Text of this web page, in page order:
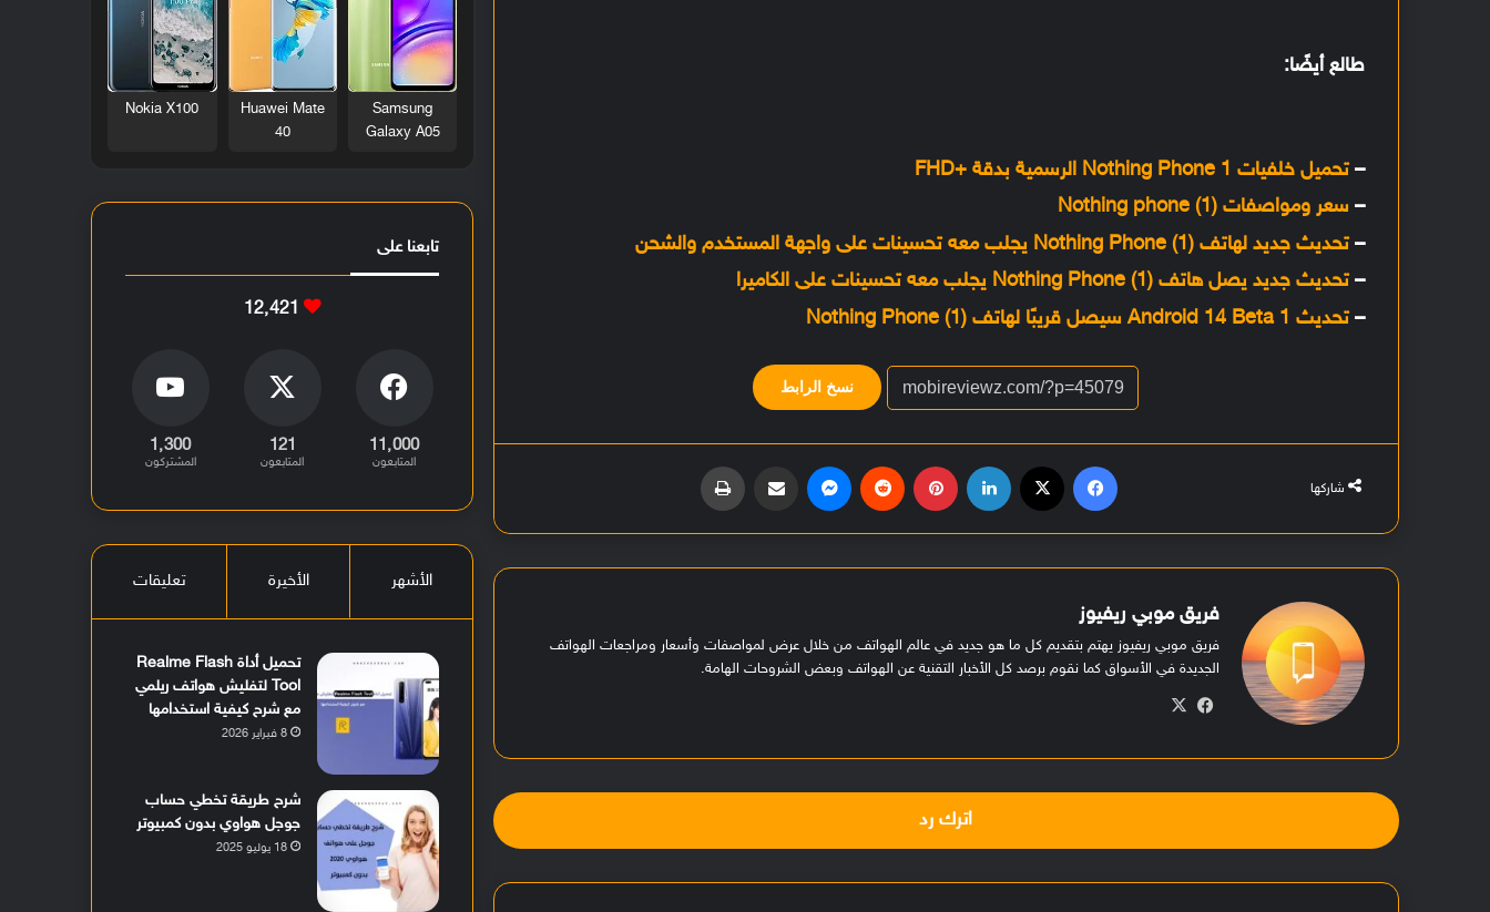
طالع أيضًا:
–تحميل خلفيات Nothing Phone 1 الرسمية بدقة +FHD
– سعر ومواصفات Nothing phone (1)
–تحديث جديد لهاتف Nothing Phone (1) يجلب معه تحسينات على واجهة المستخدم والشحن
–تحديث جديد يصل هاتف Nothing Phone (1) يجلب معه تحسينات على الكاميرا
–تحديث Android 14 Beta 1 سيصل قريبًا لهاتف Nothing Phone (1)
نسخ الرابط
شاركها
فريق موبي ريفيوز
فريق موبي ريفيوز يهتم بتقديم كل ما هو جديد في عالم الهواتف من خلال عرض لمواصفات وأسعار ومراجعات الهواتف
الجديدة في الأسواق كما نقوم برصد كل الأخبار التقنية عن الهواتف وبعض الشروحات الهامة.
في
وك
اترك رد
Samsung
Galaxy A05
Huawei Mate
40
Nokia X100
تابعنا على
12٬421
11٬000
المتابعون
121
المتابعون
1٬300
المشتركون
الأشهر الأخيرة تعليقات
تحميل أداة Realme Flash
Tool لتفليش هواتف ريلمي
مع شرح كيفية استخدامها
8 فبراير 2026
شرح طريقة تخطي حساب
جوجل هواوي بدون كمبيوتر
18 يوليو 2025